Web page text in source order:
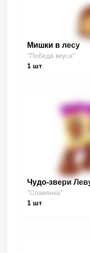
Мишки в лесу
"Победа вкуса"
1 шт
Чудо-звери
"Славянка"
1 шт